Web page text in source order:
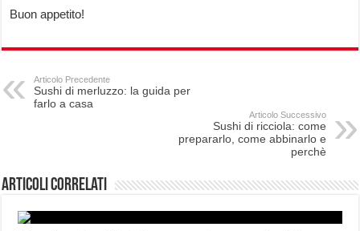
Buon appetito!
Articolo Precedente
Sushi di merluzzo: la guida per
farlo a casa
Articolo Successivo
Sushi di ricciola: come
prepararlo, come abbinarlo e
perchè
Articoli correlati